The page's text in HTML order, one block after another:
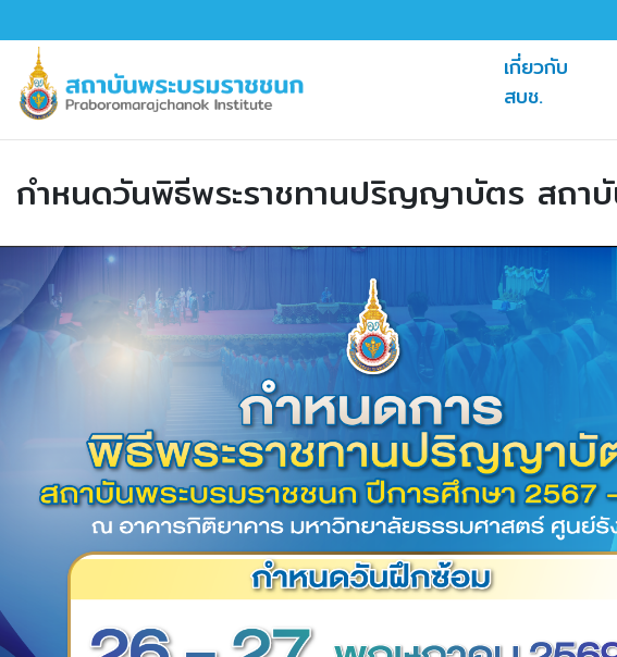
เกี่ยวกับ
สบช.
กำหนดวันพิธีพระราชทานปริญญาบัตร สถ